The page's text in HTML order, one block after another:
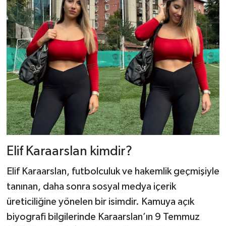
Elif Karaarslan kimdir?
Elif Karaarslan, futbolculuk ve hakemlik geçmişiyle
tanınan, daha sonra sosyal medya içerik
üreticiliğine yönelen bir isimdir. Kamuya açık
biyografi bilgilerinde Karaarslan’ın 9 Temmuz